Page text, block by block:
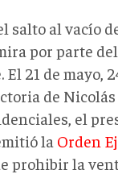
salto al vacío
por parte
21 de mayo,
de
el
la Orden
prohibir la